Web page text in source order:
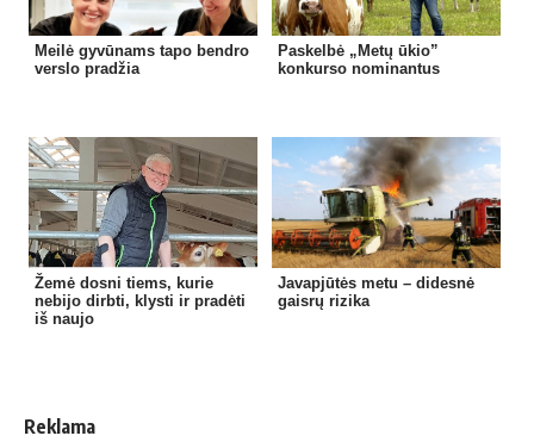
Meilė gyvūnams tapo bendro
verslo pradžia
Paskelbė „Metų ūkio”
konkurso nominantus
Žemė dosni tiems, kurie
nebijo dirbti, klysti ir pradėti
iš naujo
Javapjūtės metu – didesnė
gaisrų rizika
Reklama